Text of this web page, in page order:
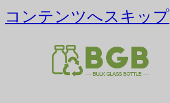
コンテンツへスキップ